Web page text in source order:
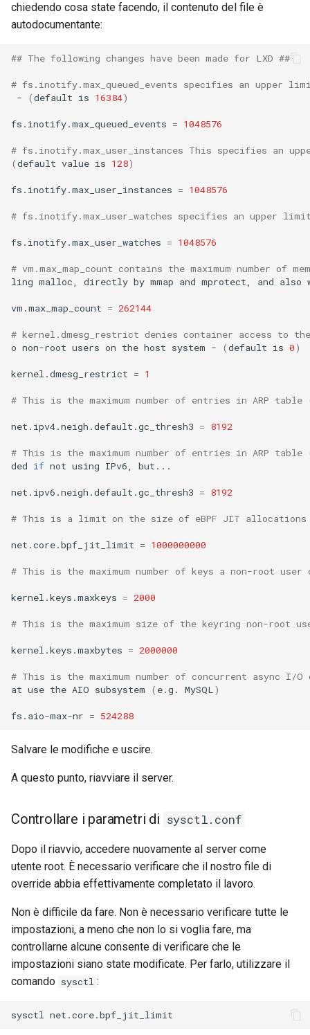
chiedendo cosa state facendo, il contenuto del file è
autodocumentante:
## The following changes have been made for LXD ##
# fs.inotify.max_queued_events specifies an upper
-
(default is 16384)
fs.inotify.max_queued_events = 1048576
# fs.inotify.max_user_instances This specifies an
(default value is 128)
fs.inotify.max_user_instances = 1048576
# fs.inotify.max_user_watches specifies an upper
fs.inotify.max_user_watches = 1048576
# vm.max_map_count contains the maximum number of
ling malloc, directly by mmap and mprotect, and also
vm.max_map_count = 262144
# kernel.dmesg_restrict denies container access to
o non-root users on the host system - (default is 0)
kernel.dmesg_restrict = 1
# This is the maximum number of entries in ARP
net.ipv4.neigh.default.gc_thresh3 = 8192
# This is the maximum number of entries in ARP
ded if not using IPv6, but...
net.ipv6.neigh.default.gc_thresh3 = 8192
# This is a limit on the size of eBPF JIT allocations
net.core.bpf_jit_limit = 1000000000
# This is the maximum number of keys a non-root
kernel.keys.maxkeys = 2000
# This is the maximum size of the keyring non-root
kernel.keys.maxbytes = 2000000
# This is the maximum number of concurrent async
at use the AIO subsystem ( e.g. MySQL )
fs.aio-max-nr = 524288
Salvare le modifiche e uscire.
A questo punto, riavviare il server.
Controllare i parametri di sysctl.conf
Dopo il riavvio, accedere nuovamente al server come
utente root. È necessario verificare che il nostro file di
override abbia effettivamente completato il lavoro.
Non è difficile da fare. Non è necessario verificare tutte le
impostazioni, a meno che non lo si voglia fare, ma
controllarne alcune consente di verificare che le
impostazioni siano state modificate. Per farlo, utilizzare il
comando sysctl :
sysctl